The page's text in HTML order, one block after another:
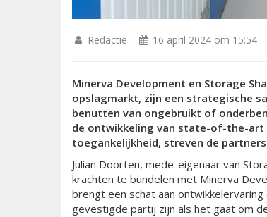
Redactie 16 april 2024 om 15:54
Minerva Development en Storage
opslagmarkt, zijn een strategische
benutten van ongebruikt of
de ontwikkeling van state-of-the-art
toegankelijkheid, streven de
Julian Doorten, mede-eigenaar van
krachten te bundelen met Minerva
brengt een schat aan
gevestigde partij zijn als het gaat om